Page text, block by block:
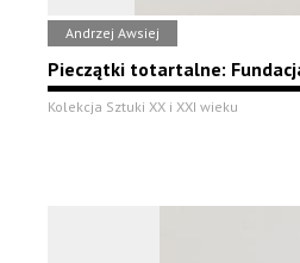
Andrzej Awsiej
Pieczątki totartalne:
Kolekcja Sztuki XX i XXI wieku